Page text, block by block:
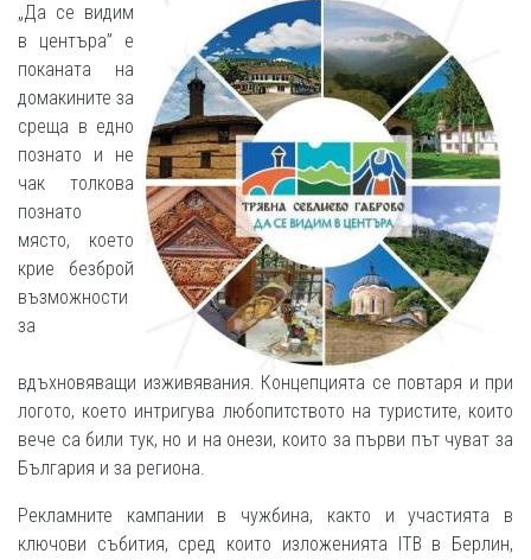
„Да се видим
в центъра” е
поканата на
домакините за
среща в едно
познато и не
чак толкова
познато
място, което
крие безброй
възможности
за
вдъхновяващи изживявания. Концепцията се повтаря и при
логото, което интригува любопитството на туристите, които
вече са били тук, но и на онези, които за първи път чуват за
България и за региона.
Рекламните кампании в чужбина, както и участията в
ключови събития, сред които изложенията ITB в Берлин,